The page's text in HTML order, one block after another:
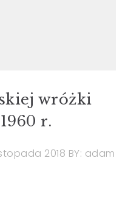
wróżki
r.
2018 BY: adam